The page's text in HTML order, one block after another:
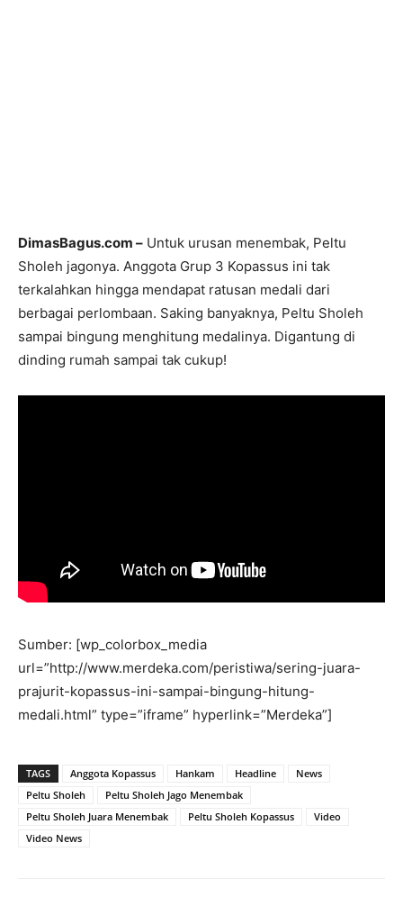
DimasBagus.com – Untuk urusan menembak, Peltu
Sholeh jagonya. Anggota Grup 3 Kopassus ini tak
terkalahkan hingga mendapat ratusan medali dari
berbagai perlombaan. Saking banyaknya, Peltu Sholeh
sampai bingung menghitung medalinya. Digantung di
dinding rumah sampai tak cukup!
Sumber: [wp_colorbox_media
url=”http://www.merdeka.com/peristiwa/sering-juara-
prajurit-kopassus-ini-sampai-bingung-hitung-
medali.html” type=”iframe” hyperlink=”Merdeka”]
TAGS Anggota Kopassus Hankam Headline
News
Peltu Sholeh
Peltu Sholeh Jago Menembak
Peltu Sholeh Juara Menembak
Peltu Sholeh Kopassus
Video
Video News